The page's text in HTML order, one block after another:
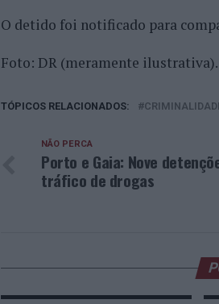
O detido foi notificado para
Foto: DR (meramente ilustrativa).
TÓPICOS RELACIONADOS:
NÃO PERCA
Porto e Gaia: Nove
tráfico de drogas